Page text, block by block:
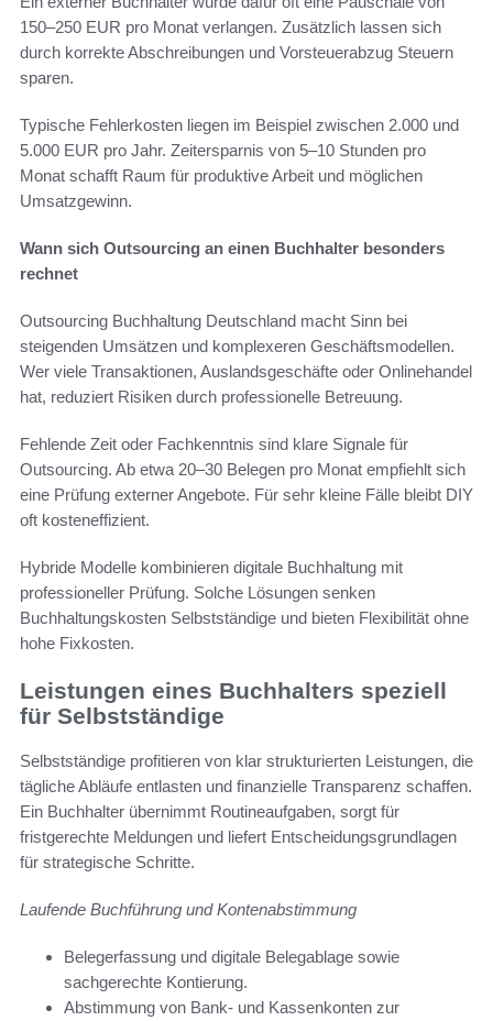
150–250 EUR pro Monat verlangen. Zusätzlich lassen sich
durch korrekte Abschreibungen und Vorsteuerabzug Steuern
sparen.
Typische Fehlerkosten liegen im Beispiel zwischen 2.000 und
5.000 EUR pro Jahr. Zeitersparnis von 5–10 Stunden pro
Monat schafft Raum für produktive Arbeit und möglichen
Umsatzgewinn.
Wann sich Outsourcing an einen Buchhalter besonders
rechnet
Outsourcing Buchhaltung Deutschland macht Sinn bei
steigenden Umsätzen und komplexeren Geschäftsmodellen.
Wer viele Transaktionen, Auslandsgeschäfte oder Onlinehandel
hat, reduziert Risiken durch professionelle Betreuung.
Fehlende Zeit oder Fachkenntnis sind klare Signale für
Outsourcing. Ab etwa 20–30 Belegen pro Monat empfiehlt sich
eine Prüfung externer Angebote. Für sehr kleine Fälle bleibt DIY
oft kosteneffizient.
Hybride Modelle kombinieren digitale Buchhaltung mit
professioneller Prüfung. Solche Lösungen senken
Buchhaltungskosten Selbstständige und bieten Flexibilität ohne
hohe Fixkosten.
Leistungen eines Buchhalters speziell
für Selbstständige
Selbstständige profitieren von klar strukturierten Leistungen, die
tägliche Abläufe entlasten und finanzielle Transparenz schaffen.
Ein Buchhalter übernimmt Routineaufgaben, sorgt für
fristgerechte Meldungen und liefert Entscheidungsgrundlagen
für strategische Schritte.
Laufende Buchführung und Kontenabstimmung
Belegerfassung und digitale Belegablage sowie
sachgerechte Kontierung.
Abstimmung von Bank- und Kassenkonten zur